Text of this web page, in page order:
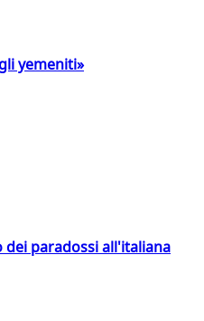
yemeniti»
dei paradossi all'italiana